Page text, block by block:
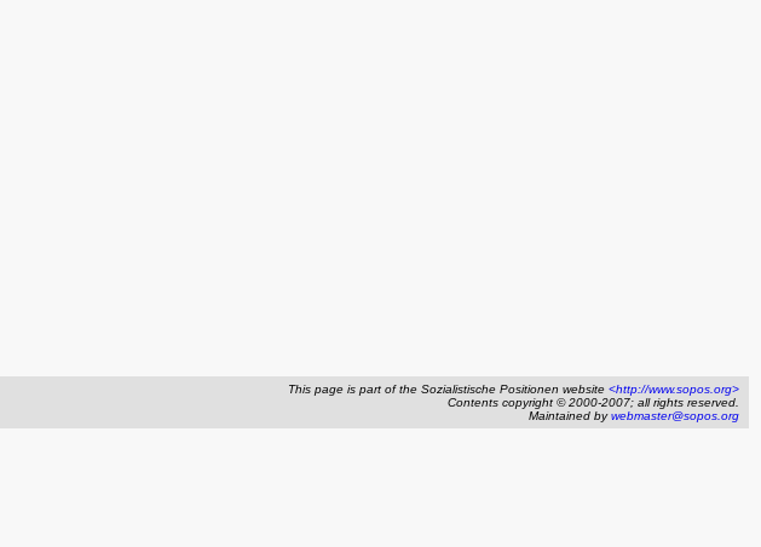
This page is part of the Sozialistische Positionen website <http://www.sopos.org>
Contents copyright © 2000-2007; all rights reserved.
Maintained bywebmaster@sopos.org